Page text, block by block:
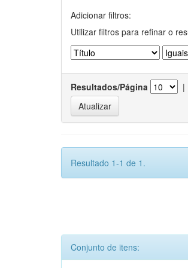
Adicionar filtros:
Utilizar filtros para refinar o
Resultados/Página |
Resultado 1-1 de 1.
Conjunto de itens: